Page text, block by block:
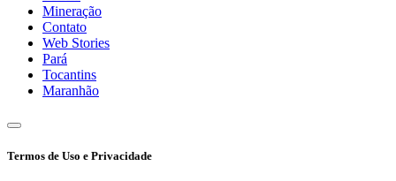
Mineração
Contato
Web Stories
Pará
Tocantins
Maranhão
Termos de Uso e Privacidade